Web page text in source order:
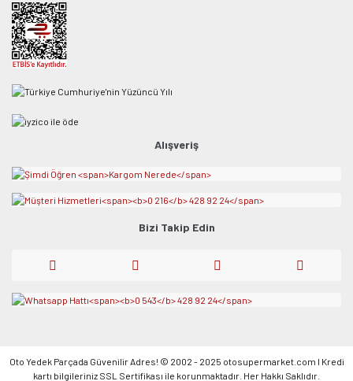
Alışveriş
Bizi Takip Edin
Oto Yedek Parçada Güvenilir Adres! © 2002 - 2025 otosupermarket.com l Kredi
kartı bilgileriniz SSL Sertifikası ile korunmaktadır. Her Hakkı Saklıdır.